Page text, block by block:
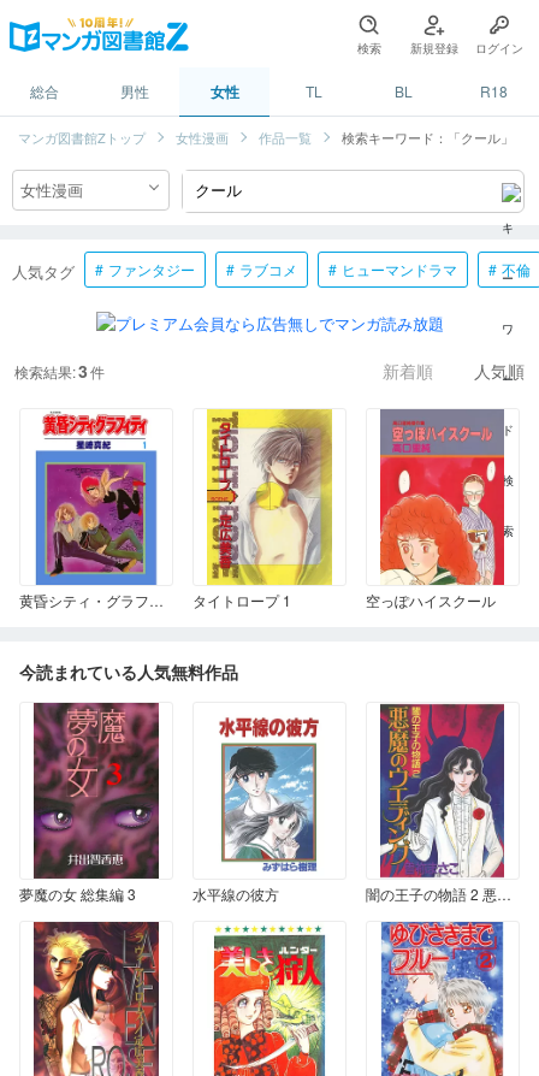
検索 新規登録 ログイン
総合 男性 女性 TL BL R18
マンガ図書館Zトップ 女性漫画 作品一覧 検索キーワード：「クール」
人気タグ ファンタジー ラブコメ ヒューマンドラマ 不倫
検索結果:3件 新着順 人気順
黄昏シティ・グラフィティ 1 タイトロープ 1 空っぽハイスクール
今読まれている人気無料作品
夢魔の女 総集編 3 水平線の彼方 闇の王子の物語 2 悪魔のウェディング